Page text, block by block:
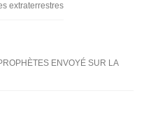
extraterrestres
ENVOYÉ SUR LA